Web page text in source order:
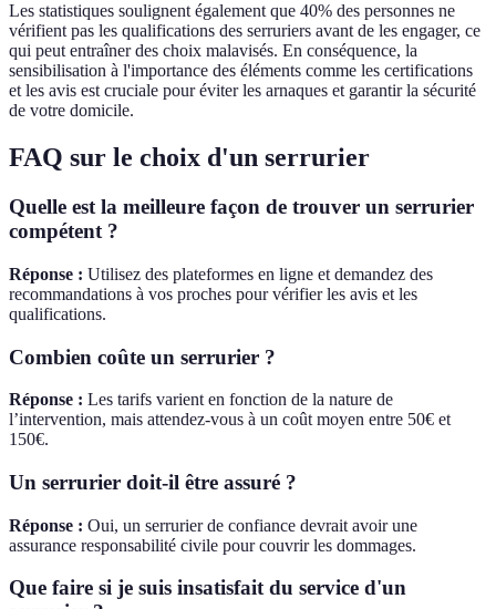
Les statistiques soulignent également que 40% des personnes ne
vérifient pas les qualifications des serruriers avant de les engager, ce
qui peut entraîner des choix malavisés. En conséquence, la
sensibilisation à l'importance des éléments comme les certifications
et les avis est cruciale pour éviter les arnaques et garantir la sécurité
de votre domicile.
FAQ sur le choix d'un serrurier
Quelle est la meilleure façon de trouver un serrurier
compétent ?
Réponse : Utilisez des plateformes en ligne et demandez des
recommandations à vos proches pour vérifier les avis et les
qualifications.
Combien coûte un serrurier ?
Réponse : Les tarifs varient en fonction de la nature de
l’intervention, mais attendez-vous à un coût moyen entre 50€ et
150€.
Un serrurier doit-il être assuré ?
Réponse : Oui, un serrurier de confiance devrait avoir une
assurance responsabilité civile pour couvrir les dommages.
Que faire si je suis insatisfait du service d'un